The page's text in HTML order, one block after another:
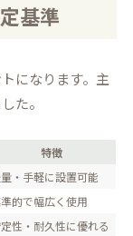
基準
になります。主
た。
特徴
・手軽に設置可能
的で幅広く使用
性・耐久性に優れる